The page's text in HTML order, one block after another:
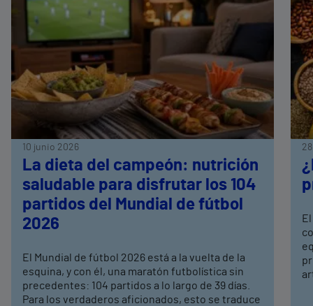
10 junio 2026
La dieta del campeón: nutrición
saludable para disfrutar los 104
partidos del Mundial de fútbol
2026
El Mundial de fútbol 2026 está a la vuelta de la
esquina, y con él, una maratón futbolística sin
precedentes: 104 partidos a lo largo de 39 días.
Para los verdaderos aficionados, esto se traduce